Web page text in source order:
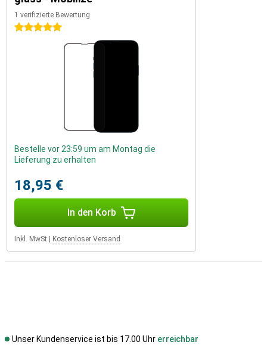
1 verifizierte Bewertung
5 Sterne
Bestelle vor 23:59 um am Montag die
Lieferung zu erhalten
18,95 €
In den Korb
Inkl. MwSt Kostenloser Versand
Unser Kundenservice ist bis 17.00 Uhr erreichbar